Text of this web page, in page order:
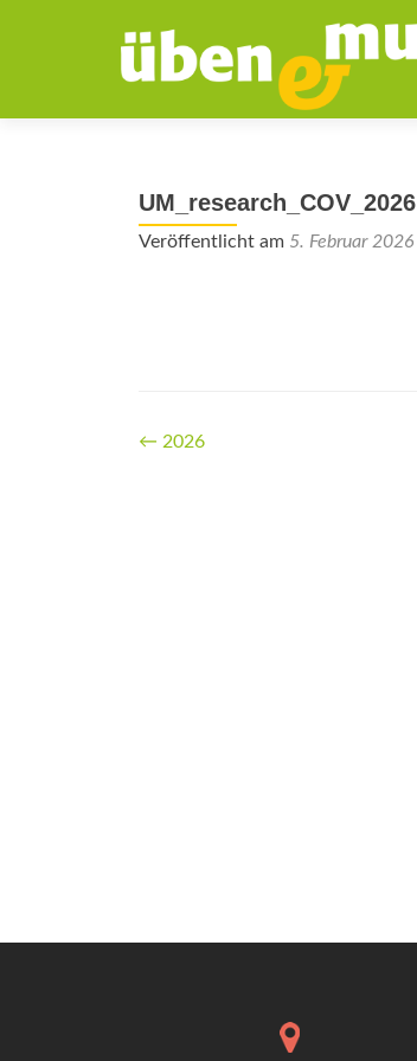
UM_research_COV_2026
Veröffentlicht am 5. Februar 2026
Beitrags-
← 2026